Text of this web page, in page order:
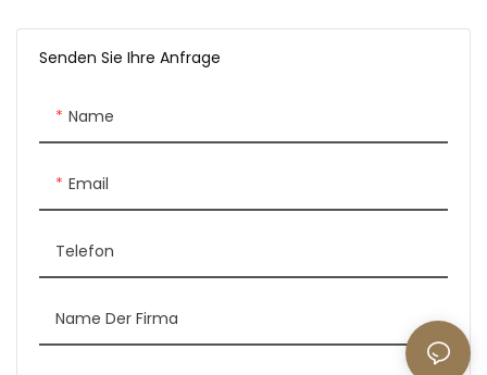
Senden Sie Ihre Anfrage
Name
Email
Telefon
Name Der Firma